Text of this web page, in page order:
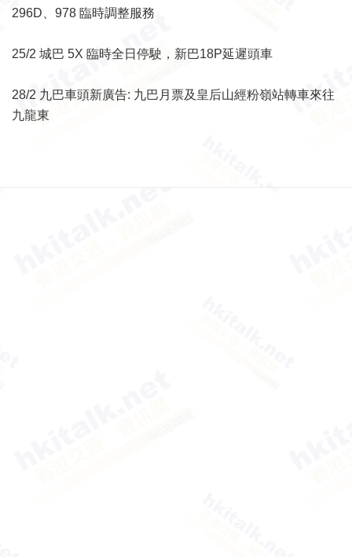
296D、978 臨時調整服務
25/2 城巴 5X 臨時全日停駛，新巴18P延遲頭車
28/2 九巴車頭新廣告: 九巴月票及皇后山經粉嶺站轉車來往
九龍東